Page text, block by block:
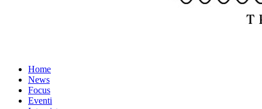
Home
News
Focus
Eventi